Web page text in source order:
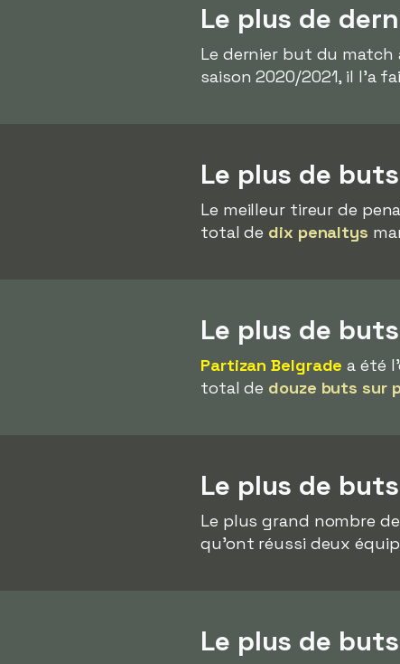
Le plus de
Le dernier but du
saison 2020/2021, il l'a
Le plus de
Le meilleur tireur de
total de dix penaltys
Le plus de
Partizan Belgrade a été
total de douze buts sur
Le plus de
Le plus grand nombre
qu'ont réussi deux
Le plus de